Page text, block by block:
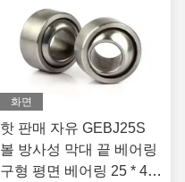
화면
핫 판매 자유 GEBJ25S
볼 방사성 막대 끝 베어링
구형 평면 베어링 25 * 47